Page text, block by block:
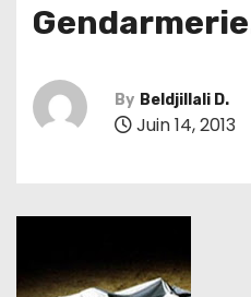
By Beldjillali D.
Juin 14, 2013